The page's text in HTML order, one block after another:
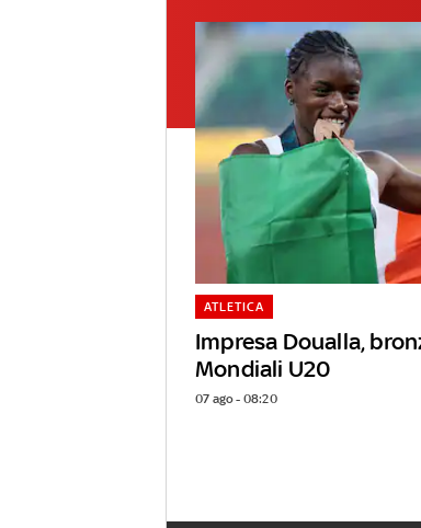
Impresa Doualla,
Mondiali U20
ATLETICA
07 ago - 08:20